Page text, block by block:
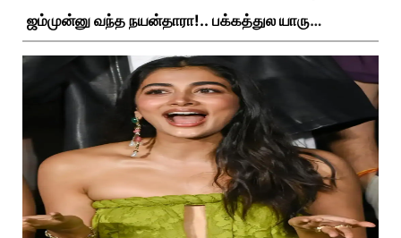
ஜம்முன்னு வந்த நயன்தாரா!.. பக்கத்துல யாரு
பாருங்க!..